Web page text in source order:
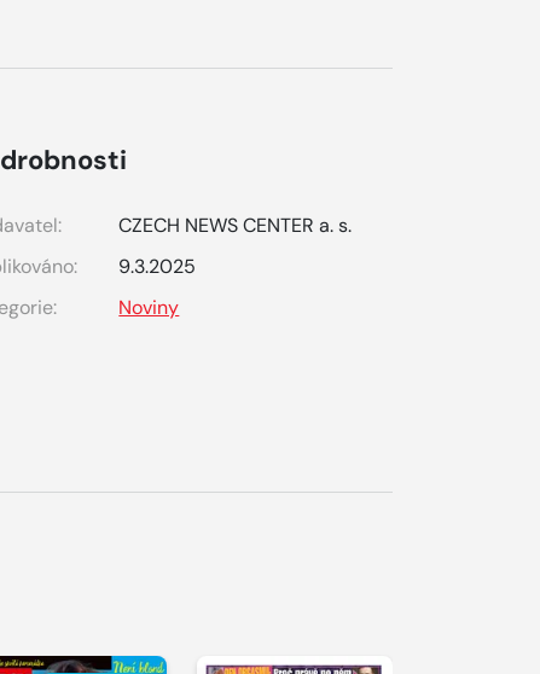
CZECH NEWS CENTER a. s.
9.3.2025
Noviny